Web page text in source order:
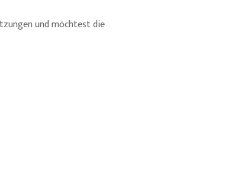
und möchtest die